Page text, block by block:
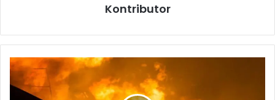
Kontributor
S
e
b